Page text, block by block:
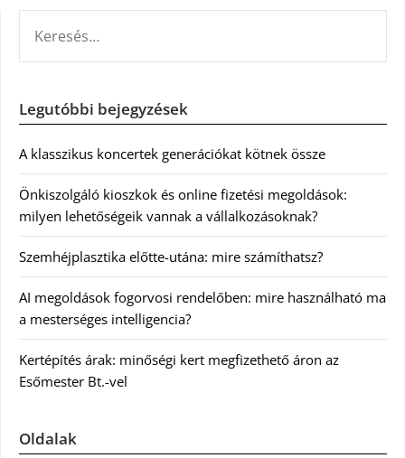
Legutóbbi bejegyzések
A klasszikus koncertek generációkat kötnek össze
Önkiszolgáló kioszkok és online fizetési megoldások:
milyen lehetőségeik vannak a vállalkozásoknak?
Szemhéjplasztika előtte-utána: mire számíthatsz?
AI megoldások fogorvosi rendelőben: mire használható ma
a mesterséges intelligencia?
Kertépítés árak: minőségi kert megfizethető áron az
Esőmester Bt.-vel
Oldalak